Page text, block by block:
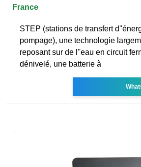
France
STEP (stations de transfert
pompage), une technologie
reposant sur de l''eau en circuit
dénivelé, une batterie à